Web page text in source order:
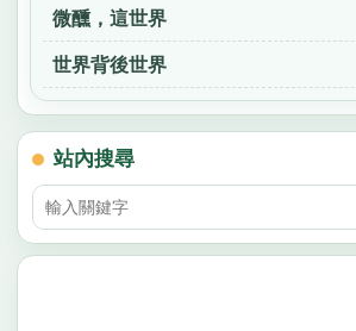
微醺，這世界
世界背後世界
站內搜尋